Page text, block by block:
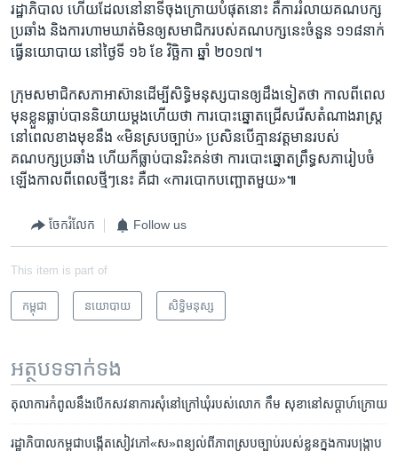
រដ្ឋាភិបាល​ ហើយ​ដែល​នៅ​នាទី​ចុង​ក្រោយ​បំផុត​នោះ​ គឺការ​រំលាយ​គណបក្ស​
ប្រឆាំង​ និង​ការ​ហាម​ឃាត់​មិន​ឲ្យ​សមាជិក​របស់​គណបក្ស​នេះចំនួន​ ១១៨​នាក់​
ធ្វើ​នយោបាយ ​នៅ​ថ្ងៃ​ទី​ ១៦ ខែ​ វិច្ឆិកា​ ឆ្នាំ​ ២០១៧។
ក្រុម​សមាជិកសភា​អាស៊ាន​ដើម្បី​សិទ្ធិមនុស្ស​បាន​ឲ្យ​ដឹង​ទៀតថា​ កាលពី​ពេល​
មុន​ខ្លួន​ធ្លាប់បាន​និយាយ​ម្តង​ហើយ​ថា​ ការ​បោះឆ្នោត​ជ្រើសរើស​តំណាងរាស្ត្រ​
នៅ​ពេល​ខាង​មុខ​នឹង​ «មិនស្រប​ច្បាប់» ប្រសិន​បើ​គ្មាន​វត្តមាន​របស់​
គណបក្ស​ប្រឆាំង​ ហើយ​ក៏ធ្លាប់​បាន​រិះគន់​ថា​ ការ​បោះ​ឆ្នោត​ព្រឹទ្ធ​សភា​រៀបចំ​
ឡើង​កាលពី​ពេលថ្មីៗ​នេះ​ គឺជា​ «ការ​បោក​បញ្ឆោត​មួយ»៕
ចែករំលែក Follow us
This item is part of
កម្ពុជា នយោបាយ សិទ្ធិ​មនុស្ស
អត្ថបទ​ទាក់ទង
តុលាការ​កំពូល​នឹង​បើក​សវនាការ​សុំ​នៅ​ក្រៅ​ឃុំ​របស់​លោក កឹម សុខា​នៅ​សប្តាហ៍ក្រោយ
រដ្ឋា​ភិបាល​កម្ពុជា​បង្កើត​សៀវភៅ​​«ស»​​​ពន្យល់​ពីភាព​ស្រប​ច្បាប់​របស់​ខ្លួន​ក្នុង​ការ​បង្ក្រាប​